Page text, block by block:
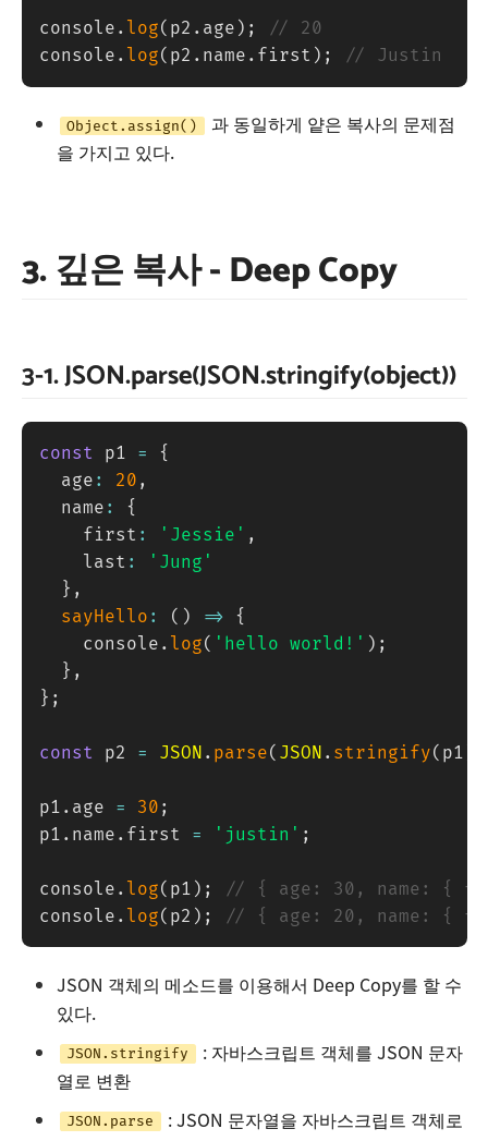
console . log( p2 . age ) ;
// 20
console . log( p2 . name . first ) ; // Justin
Object.assign()
과 동일하게 얕은 복사의 문제점
을 가지고 있다.
3. 깊은 복사 - Deep Copy
3-1. JSON.parse(JSON.stringify(object))
const p1 =
{
	age
: 20 ,
	name
:
{
		first
: 'Jessie' ,
		last
:
'Jung'
} ,
sayHello : ( ) =>
{
		console
. log( 'hello world!' ) ;
} ,
} ;
const p2 = JSON . parse( JSON . stringify( p1
p1 . age = 30 ;
p1 . name . first = 'justin' ;
console . log( p1 ) ;
// { age: 30, name: {
console . log( p2 ) ; // { age: 20, name: {
JSON 객체의 메소드를 이용해서 Deep Copy를 할 수
있다.
JSON.stringify
: 자바스크립트 객체를 JSON 문자
열로 변환
JSON.parse
: JSON 문자열을 자바스크립트 객체로